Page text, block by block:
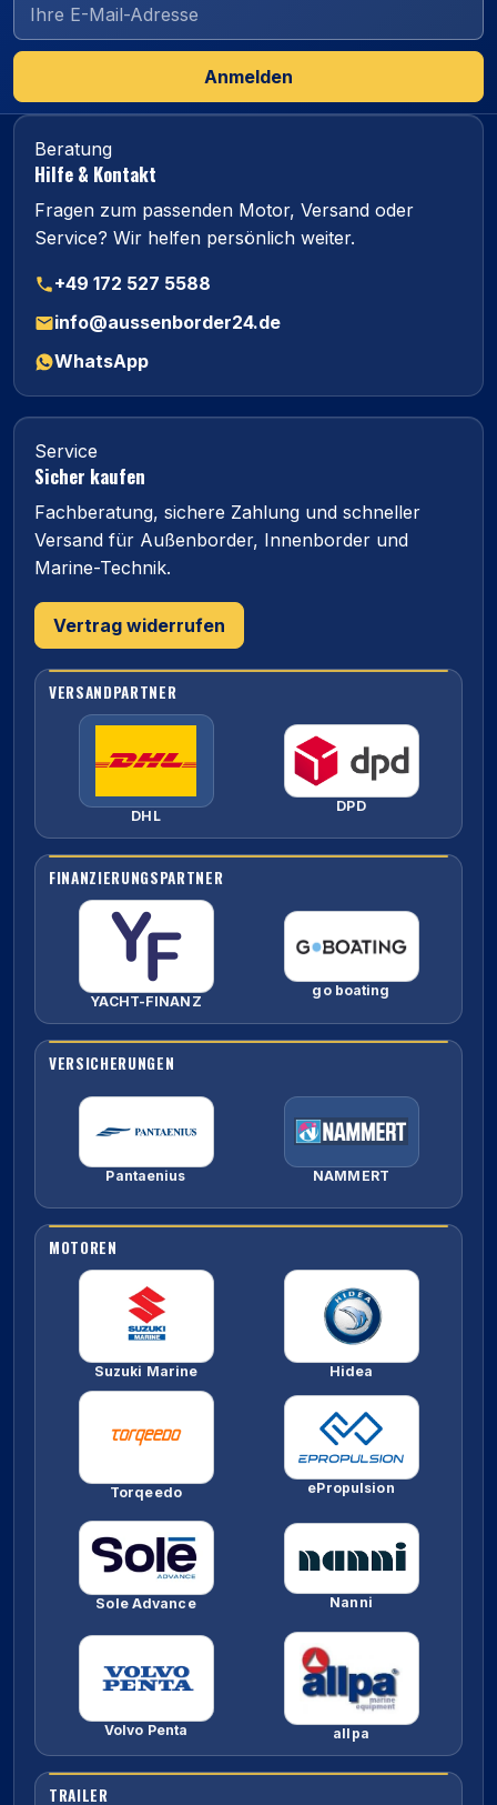
Anmelden
Beratung
Hilfe & Kontakt
Fragen zum passenden Motor, Versand oder
Service? Wir helfen persönlich weiter.
+49 172 527 5588
info@aussenborder24.de
WhatsApp
Service
Sicher kaufen
Fachberatung, sichere Zahlung und schneller
Versand für Außenborder, Innenborder und
Marine-Technik.
Vertrag widerrufen
VERSANDPARTNER
DHL
DPD
FINANZIERUNGSPARTNER
YACHT-FINANZ
go boating
VERSICHERUNGEN
Pantaenius NAMMERT
MOTOREN
Suzuki Marine Hidea
Torqeedo ePropulsion
Sole Advance Nanni
Volvo Penta allpa
TRAILER